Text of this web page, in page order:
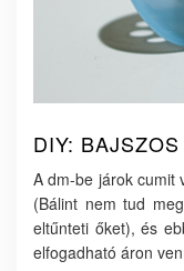
DIY:
A dm-be járok cumit
(Bálint nem tud
eltűnteti őket), és
elfogadható áron